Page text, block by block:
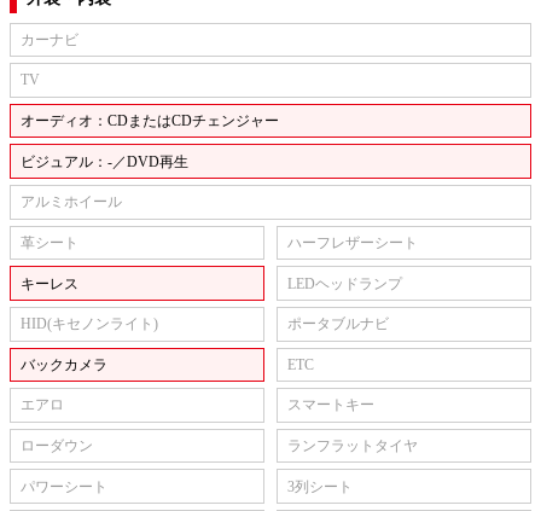
カーナビ
TV
オーディオ：CDまたはCDチェンジャー
ビジュアル：-／DVD再生
アルミホイール
革シート ハーフレザーシート
キーレス LEDヘッドランプ
HID(キセノンライト) ポータブルナビ
バックカメラ ETC
エアロ スマートキー
ローダウン ランフラットタイヤ
パワーシート 3列シート